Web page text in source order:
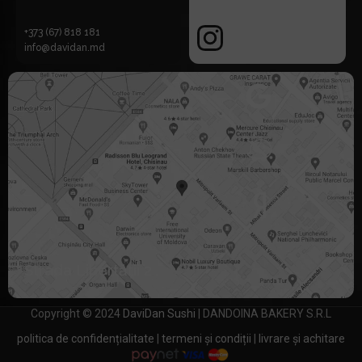
+373 (67) 818 181
info@davidan.md
Strada Libertății 2
Copyright © 2024 DaviDan Sushi | DANDOINA BAKERY S.R.L
politica de confidențialitate
termeni și condiții livrare și achitare